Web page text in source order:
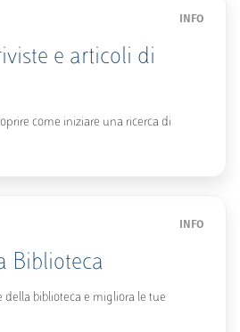
INFO
e articoli di
come iniziare una ricerca di
INFO
Biblioteca
della biblioteca e migliora le tue